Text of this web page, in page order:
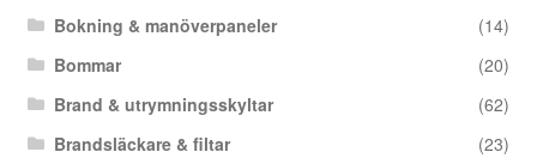
Bokning & manöverpaneler
(14)
Bommar
(20)
Brand & utrymningsskyltar
(62)
Brandsläckare & filtar
(23)